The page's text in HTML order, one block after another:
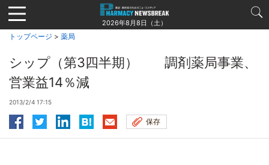
Jump
to
navigation
2026年8月8日（土）
トップページ > 薬局
シップ（第3四半期） 調剤薬局事業、
営業益14％減
2013/2/4 17:15
保存